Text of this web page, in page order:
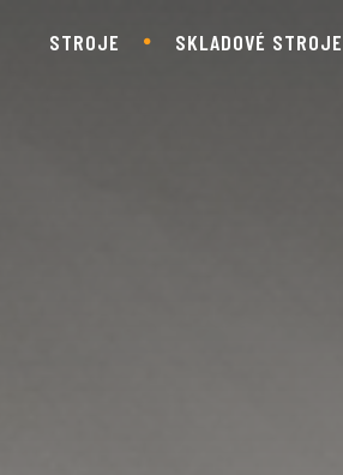
STROJE SKLADOVÉ STROJE